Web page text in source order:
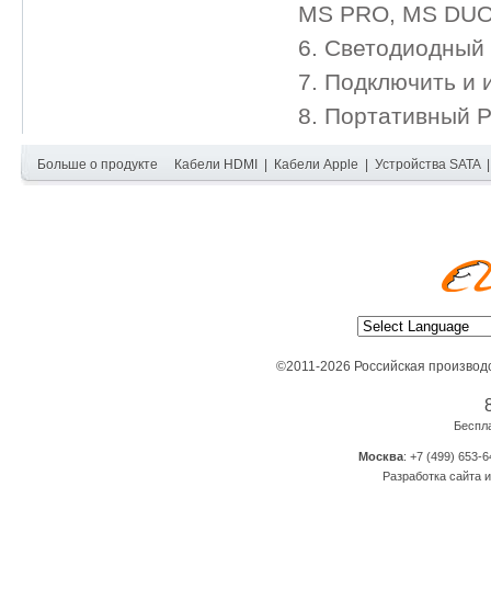
MS PRO, MS
6. Светодиодный
7. Подключить и
8. Портативный
Больше о продукте Кабели HDMI Кабели Apple Устройства SATA
©2011-2026 Российская
Москва: +7 (499) 653-
Разработка сайта